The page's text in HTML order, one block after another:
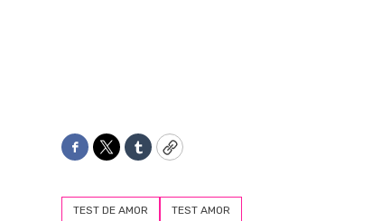
Facebook
TwitterTumblrCopy
TEST DE AMOR TEST AMOR